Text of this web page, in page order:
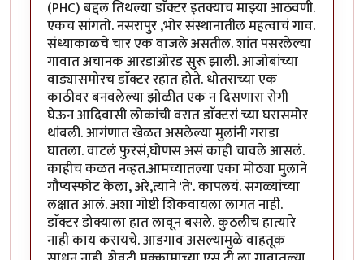
(PHC) बद्दल तिथल्या डाॅक्टर इतक्याच माझ्या आठवणी.
एकच सांगतो. नसरापुर ,भोर संस्थानातील महत्वाचं गाव.
संध्याकाळचे चार एक वाजले असतील. शांत पसरलेल्या
गावात अचानक आरडाओरड सुरू झाली. आजोबांच्या
वाड्यासमोरच डाॅक्टर रहात होते. धोतराच्या एक
काठीवर बनवलेल्या झोळीत एक न दिसणारा रोगी
घेऊन आदिवासी लोकांची वरात डाॅक्टरां च्या घरासमोर
थांबली. आगंणात खेळत असलेल्या मुलांनी गराडा
घातला. वाटलं फुरसं,घोणस असं काही चावले आसलं.
काहीच कळत नव्हत.आमच्यातल्या एका मोठ्या मुलाने
गौप्यस्फोट केला, अरे,त्याने 'ते'. कापलयं. सगळ्यांच्या
लक्षात आलं. अशा गोष्टी शिकवायला लागत नाही.
डाॅक्टर डोक्याला हात लावून बसले. कुठलीच हात्यारे
नाही काय करायचे. आडगाव असल्यामुळे वाहतूक